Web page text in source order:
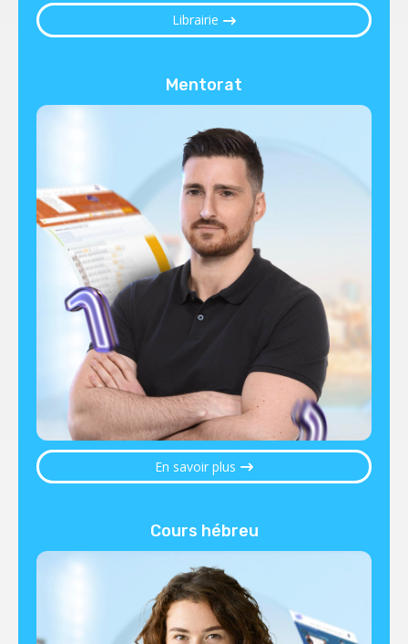
Librairie
Mentorat
En savoir plus
Cours hébreu